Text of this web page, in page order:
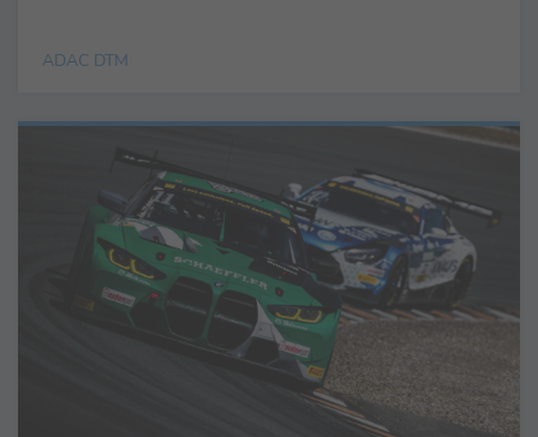
ADAC DTM